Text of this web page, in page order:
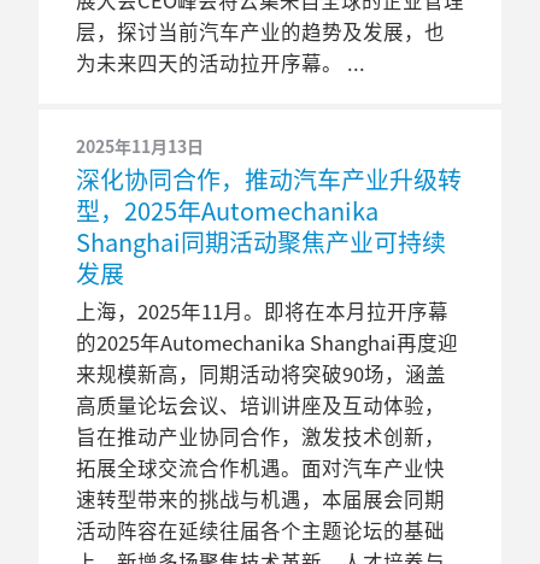
层，探讨当前汽车产业的趋势及发展，也
为未来四天的活动拉开序幕。
2025年11月13日
深化协同合作，推动汽车产业升级转
型，2025年Automechanika
Shanghai同期活动聚焦产业可持续
发展
上海，2025年11月。即将在本月拉开序幕
的2025年Automechanika Shanghai再度迎
来规模新高，同期活动将突破90场，涵盖
高质量论坛会议、培训讲座及互动体验，
旨在推动产业协同合作，激发技术创新，
拓展全球交流合作机遇。面对汽车产业快
速转型带来的挑战与机遇，本届展会同期
活动阵容在延续往届各个主题论坛的基础